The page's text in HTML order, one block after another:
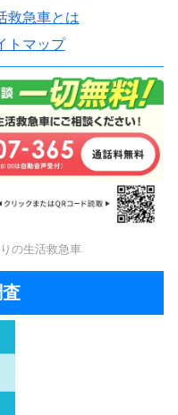
救急車とは
トマップ
の生活救急車